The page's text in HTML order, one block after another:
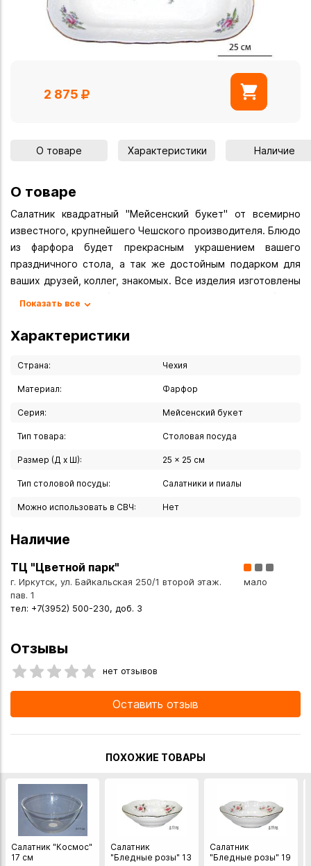
2 875
О товаре Характеристики Наличие
О товаре
Салатник квадратный "Мейсенский букет" от всемирно
известного, крупнейшего Чешского производителя. Блюдо
из фарфора будет прекрасным украшением вашего
праздничного стола, а так же достойным подарком для
ваших друзей, коллег, знакомых. Все изделия изготовлены
на современном оборудовании, с использованием более
качество и уникальный дизайн изделий, сделали
Предприятие "Thun" признанным мировым лидером в
производстве посуды из высококачественного фарфора.
Европейским и Российским стандартам.
Не рекомендуется мыть в посудомоечной машине!
Посуду с покрытием из металла категорически запрещено
букет" 25 см в указанных ниже магазинах в Иркутске и в
Ангарске, а также сделать заказ в интернет-магазине с
компанией по всей России.
Показать все
Характеристики
Страна: Чехия
Материал: Фарфор
Серия: Мейсенский букет
Тип товара: Столовая посуда
Размер (Д х Ш): 25 x 25 см
Тип столовой посуды: Салатники и пиалы
Можно использовать в СВЧ: Нет
Наличие
ТЦ "Цветной парк"
г. Иркутск, ул. Байкальская 250/1 второй этаж.
пав. 1
тел: +7(3952) 500-230, доб. 3
мало
Отзывы
нет отзывов
Оставить отзыв
ПОХОЖИЕ ТОВАРЫ
Салатник "Космос"
17 см
Салатник
"Бледные розы" 13
Салатник
"Бледные розы" 19